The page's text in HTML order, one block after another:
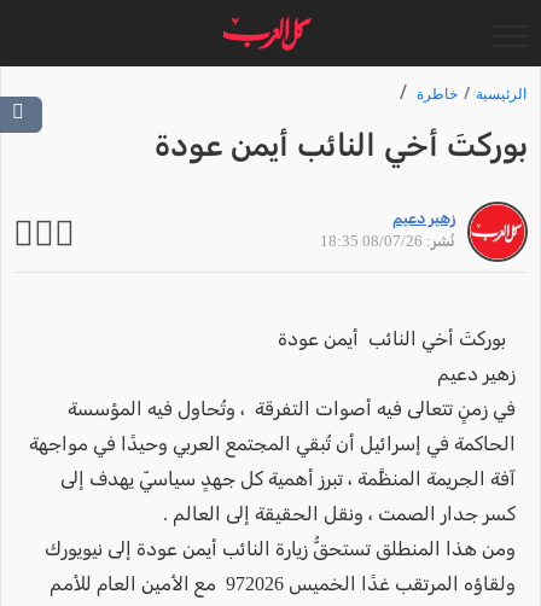
الرئيسية خاطرة
بوركتَ أخي النائب أيمن عودة
زهير دعيم
نُشر: 08/07/26 18:35
بوركتَ أخي النائب أيمن عودة
زهير دعيم
في زمنٍ تتعالى فيه أصوات التفرقة ، وتُحاول فيه المؤسسة
الحاكمة في إسرائيل أن تُبقي المجتمع العربي وحيدًا في مواجهة
آفة الجريمة المنظَّمة ، تبرز أهمية كل جهدٍ سياسيّ يهدف إلى
كسر جدار الصمت ، ونقل الحقيقة إلى العالم .
ومن هذا المنطلق تستحقُّ زيارة النائب أيمن عودة إلى نيويورك
ولقاؤه المرتقب غدًا الخميس 972026 مع الأمين العام للأمم